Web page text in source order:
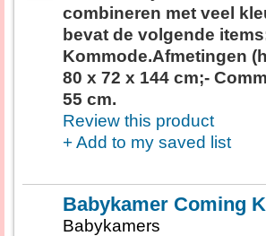
combineren met veel
bevat de volgende
Kommode.Afmetingen
80 x 72 x 144 cm;-
55 cm.
Review this product
+ Add to my saved list
Babykamer Coming
Babykamers